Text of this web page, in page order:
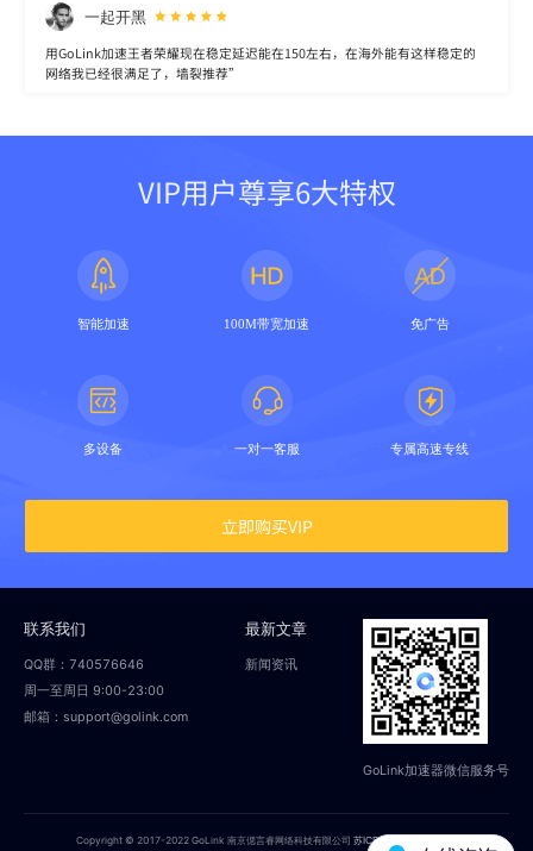
一起开黑
用GoLink加速王者荣耀现在稳定延迟能在150左右，在海外能有这样稳定的
网络我已经很满足了，墙裂推荐”
VIP用户尊享6大特权
智能加速 100M带宽加速 免广告
多设备 一对一客服 专属高速专线
立即购买VIP
联系我们
QQ群：740576646
周一至周日 9:00-23:00
邮箱：support@golink.com
最新文章
新闻资讯
GoLink加速器微信服务号
Copyright © 2017-2022 GoLink 南京偲言睿网络科技有限公司苏ICP备18014251号-2